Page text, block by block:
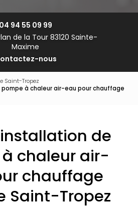
04 94 55 09 99
de la Tour 83120 Sainte-
Maxime
nous
Saint-Tropez
à chaleur air-eau pour chauffage
de
chaleur air-
chauffage
Saint-Tropez